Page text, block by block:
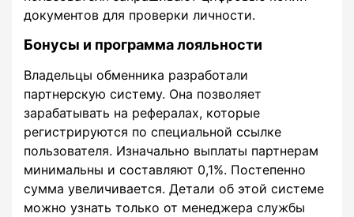
документов для проверки личности.
Бонусы и программа лояльности
Владельцы обменника разработали
партнерскую систему. Она позволяет
зарабатывать на рефералах, которые
регистрируются по специальной ссылке
пользователя. Изначально выплаты партнерам
минимальны и составляют 0,1%. Постепенно
сумма увеличивается. Детали об этой системе
можно узнать только от менеджера службы